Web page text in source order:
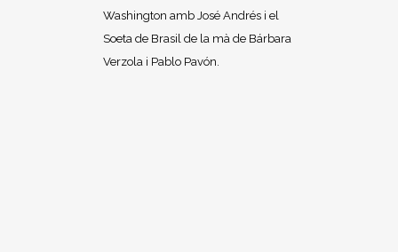
Washington amb José Andrés i el
Soeta de Brasil de la mà de Bárbara
Verzola i Pablo Pavón.